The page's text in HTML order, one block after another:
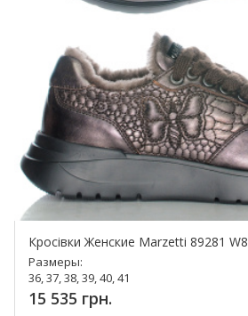
Кросівки Женские Marzetti 89281 W8
Размеры:
36, 37, 38, 39, 40, 41
15 535 грн.